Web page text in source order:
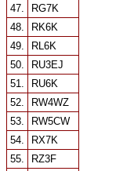
47.
RG7K
48.
RK6K
49.
RL6K
50.
RU3EJ
51.
RU6K
52.
RW4WZ
53.
RW5CW
54.
RX7K
55.
RZ3F